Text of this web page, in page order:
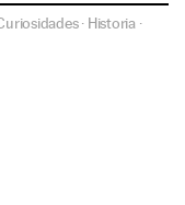
· Historia ·